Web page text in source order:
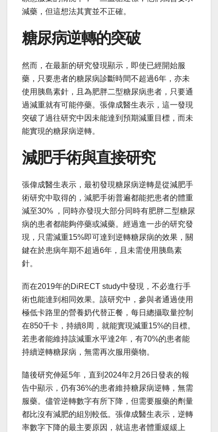
減藥，但這想法其實並不正確。
糖尿病逆轉的突破
然而，在最新的研究發現顯示，即使已經開始服
藥，只要患者的糖尿病診斷時間不超過6年，亦未
使用胰島素針，且為肥胖二型糖尿病患者，只要通
過減重就有可能停藥。張偉成醫生表示，這一發現
突破了過往研究中因未能達到預期減重目標，而未
能實現的糖尿病逆轉。
減肥手術與直接研究
張偉成醫生表示，最初發現糖尿病逆轉是從減肥手
術研究中取得的，減肥手術普遍都能把患者的體重
減至30% ，同時亦發現大部分同時有肥胖二型糖尿
病的患者都能夠停藥或減藥。經過進一步的研究發
現，只需減重15%即可達到逆轉糖尿病的效果，關
鍵在於患病年期不超過6年，且未需使用胰島素
針。
而在2019年的DiRECT study中發現，不必進行手
術也能達到相同效果。該研究中，參與者通過使用
極低卡路里的營養奶代替正餐，每日總攝取量控制
在850千卡，持續8周，就能實現減重15%的目標。
若患者能維持該減重水平達2年，有70%的患者能
持續逆轉糖尿病，無需再次服用藥物。
隨後研究伸延5年，直到2024年2月26日發表的報
告中顯示，仍有36%的患者維持糖尿病逆轉，無需
服藥。儘管逆轉數字有所下降，但需要服藥的劑量
都比沒有減肥的組別較低。張偉成醫生表示，逆轉
率數字下降的最主要原因，就這患者體重緩緩上